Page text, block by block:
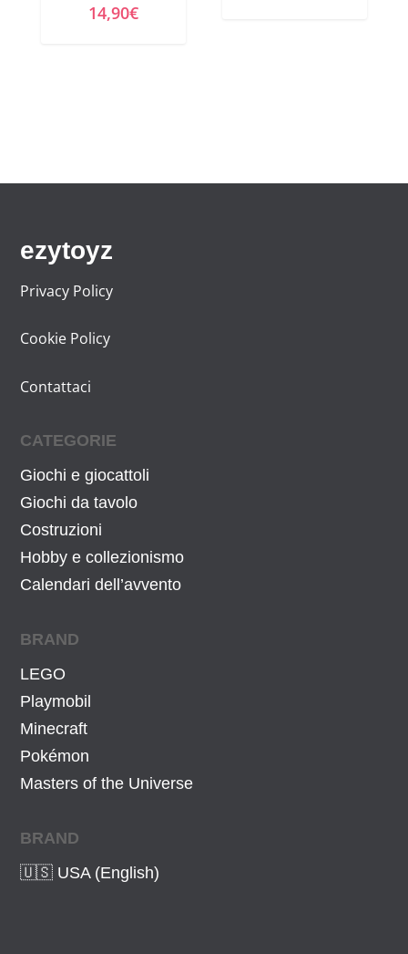
14,90€
ezytoyz
Privacy Policy
Cookie Policy
Contattaci
CATEGORIE
Giochi e giocattoli
Giochi da tavolo
Costruzioni
Hobby e collezionismo
Calendari dell’avvento
BRAND
LEGO
Playmobil
Minecraft
Pokémon
Masters of the Universe
BRAND
🇺🇸 USA (English)